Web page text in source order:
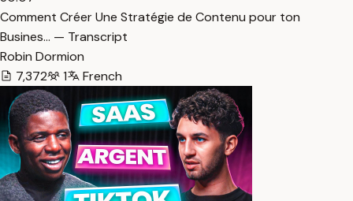
Comment Créer Une Stratégie de Contenu pour ton
Busines… — Transcript
Robin Dormion
7,372
1 French